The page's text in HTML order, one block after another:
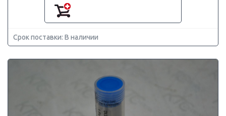
Срок поставки: В наличии